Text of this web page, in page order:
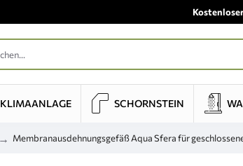
KLIMAANLAGE SCHORNSTEIN
Membranausdehnungsgefäß Aqua Sfera für